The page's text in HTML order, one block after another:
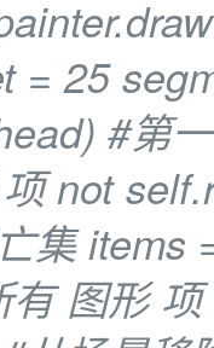
= 25
#第
项 not
集 items
有图形